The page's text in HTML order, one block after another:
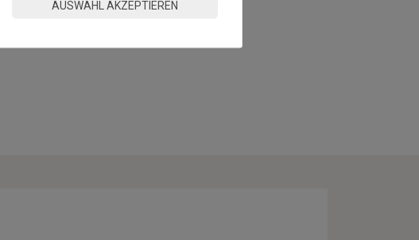
AUSWAHL AKZEPTIEREN